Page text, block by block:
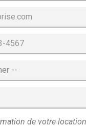
de votre